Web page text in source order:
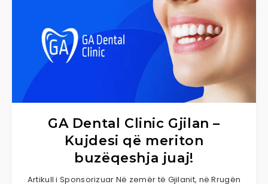
GA Dental Clinic Gjilan –
Kujdesi që meriton
buzëqeshja juaj!
Artikull i Sponsorizuar Në zemër të Gjilanit, në Rrugën